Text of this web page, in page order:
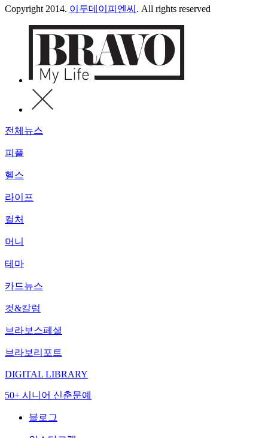
Copyright 2014. 이투데이피엔씨 . All rights reserved
전체뉴스
피플
헬스
라이프
컬처
머니
테마
카드뉴스
컷&칼럼
브라보스페셜
브라보리포트
DIGITAL LIBRARY
50+ 시니어 신춘문예
블로그